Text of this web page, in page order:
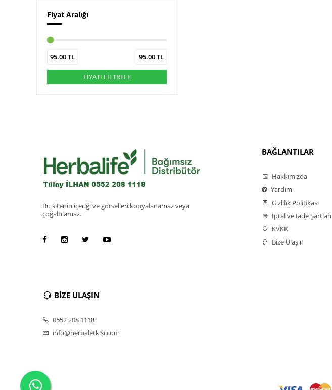
Fiyat Aralığı
95.00TL 95.00TL
FİYATI FİLTRELE
Bu sitenin içeriği ve görselleri kopyalanamaz veya
çoğaltılamaz.
BAĞLANTILAR
Hakkımızda
Yardım
Gizlilik Politikası
İptal ve İade Şartları
KVKK
Bize Ulaşın
BİZE ULAŞIN
0552 208 1118
info@herbaletkisi.com